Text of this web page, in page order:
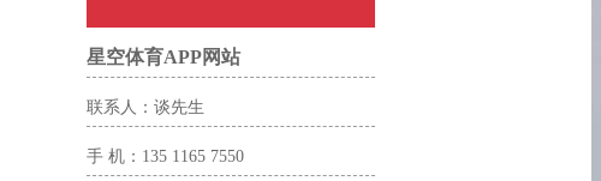
星空体育APP网站
联系人：谈先生
手 机：135 1165 7550